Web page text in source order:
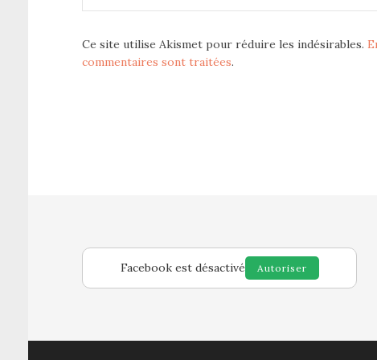
Ce site utilise Akismet pour réduire les indésirables.
commentaires sont traitées.
Facebook est désactivé Autoriser